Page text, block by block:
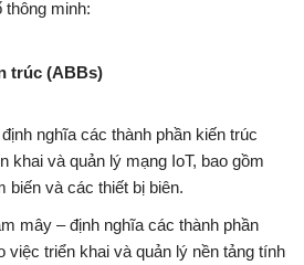
minh:
trúc (ABBs)
nghĩa các thành phần kiến trúc
khai và quản lý mạng IoT, bao gồm
biến và các thiết bị biên.
mây – định nghĩa các thành phần
việc triển khai và quản lý nền tảng tính